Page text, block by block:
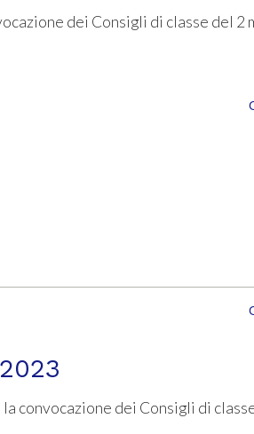
dei Consigli di classe del 2
convocazione dei Consigli di